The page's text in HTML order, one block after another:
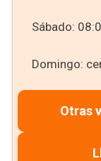
Sábado:
Domingo:
Otras